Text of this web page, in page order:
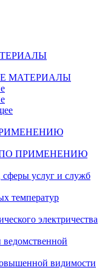
МАТЕРИАЛЫ
ПРИМЕНЕНИЮ
услуг и служб
температур
электричества
видимости